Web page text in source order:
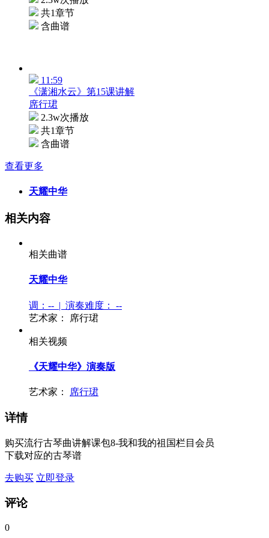
共1章节
含曲谱
11:59
《潇湘水云》第15课讲解
席行珺
2.3w次播放
共1章节
含曲谱
查看更多
天耀中华
相关内容
相关曲谱
天耀中华
调：-- | 演奏难度：
--
艺术家：
席行珺
相关视频
《天耀中华》演奏版
艺术家： 席行珺
详情
购买流行古琴曲讲解课包8-我和我的祖国栏目会员
下载对应的古琴谱
去购买 立即登录
评论
0